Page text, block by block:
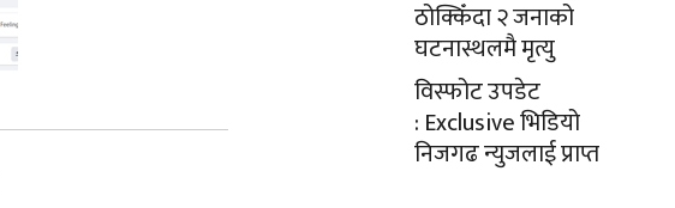
ठोक्किँदा २ जनाको
घटनास्थलमै मृत्यु
विस्फोट उपडेट
: Exclusive भिडियो
निजगढ न्युजलाई प्राप्त